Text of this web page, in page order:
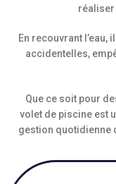
réaliser
En recouvrant
accidentelles,
Que ce soit pour
volet de piscine est
gestion quotidienne